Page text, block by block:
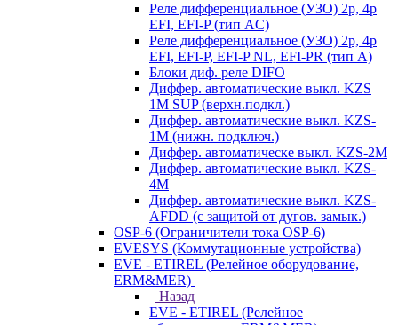
Реле дифференциальное (УЗО) 2р, 4р
EFI, EFI-P (тип AС)
Реле дифференциальное (УЗО) 2р, 4р
EFI, EFI-P, EFI-P NL, EFI-PR (тип A)
Блоки диф. реле DIFO
Диффер. автоматические выкл. KZS
1M SUP (верхн.подкл.)
Диффер. автоматические выкл. KZS-
1M (нижн. подключ.)
Диффер. автоматическе выкл. KZS-2M
Диффер. автоматические выкл. KZS-
4M
Диффер. автоматические выкл. KZS-
AFDD (с защитой от дугов. замык.)
OSP-6 (Ограничители тока OSP-6)
EVESYS (Коммутационные устройства)
EVE - ETIREL (Релейное оборудование,
ERM&MER)
Назад
EVE - ETIREL (Релейное